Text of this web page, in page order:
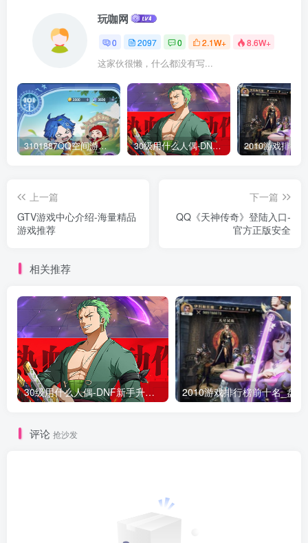
玩咖网
0 2097 0 2.1W+ 8.6W+
这家伙很懒，什么都没有写...
3101887QQ空间游戏专区-海量小游戏免费玩 30级用什么人偶-DNF新手升级人偶选择指南
上一篇
GTV游戏中心介绍-海量精品
游戏推荐
下一篇
QQ《天神传奇》登陆入口-
官方正版安全
相关推荐
30级用什么人偶-DNF新手升级人偶选择指南
评论 抢沙发